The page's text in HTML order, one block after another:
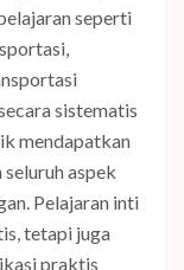
seperti
sistematis
mendapatkan
aspek
Pelajaran inti
tetapi juga
praktis